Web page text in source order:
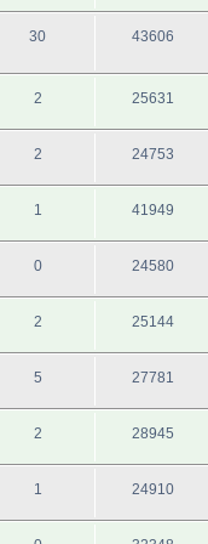
30 43606
2 25631
2 24753
1 41949
0 24580
2 25144
5 27781
2 28945
1 24910